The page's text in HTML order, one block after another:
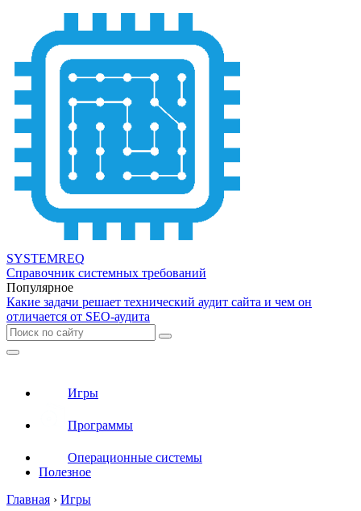
SYSTEMREQ
Справочник системных требований
Популярное
Какие задачи решает технический аудит сайта и чем он
отличается от SEO-аудита
Игры
Программы
Операционные системы
Полезное
Главная › Игры